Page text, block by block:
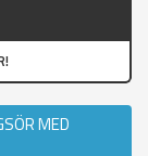
MED